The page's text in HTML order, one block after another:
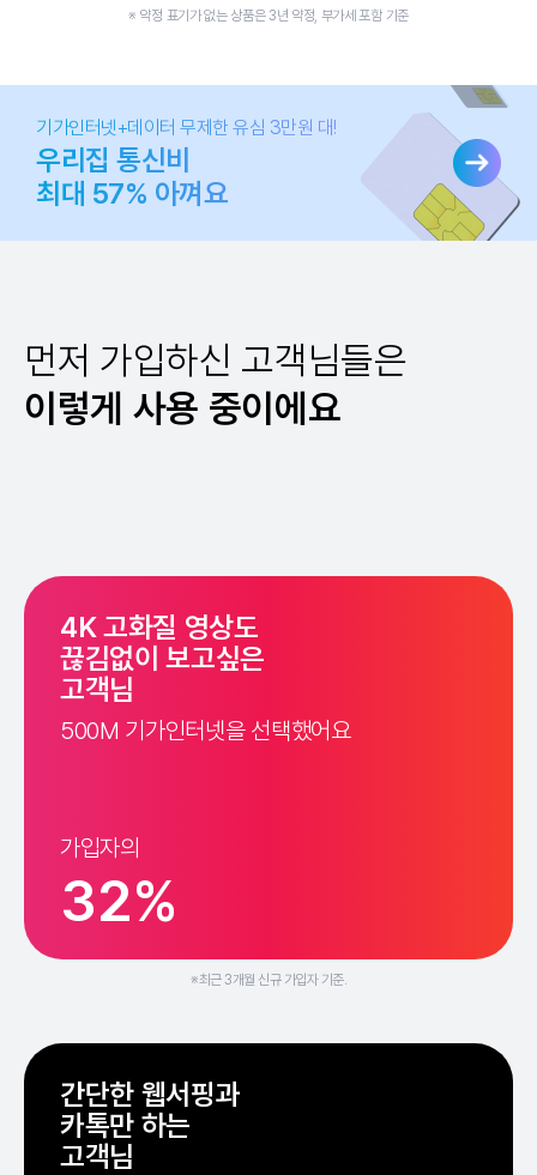
※ 약정 표기가 없는 상품은 3년 약정, 부가세 포함 기준
기가인터넷+데이터 무제한 유심 3만원 대!
우리집 통신비
최대 57% 아껴요
먼저 가입하신 고객님들은
이렇게 사용 중이에요
4K 고화질 영상도
끊김없이 보고싶은
고객님
500M 기가인터넷을 선택했어요
가입자의
32%
※최근 3개월 신규 가입자 기준.
간단한 웹서핑과
카톡만 하는
고객님